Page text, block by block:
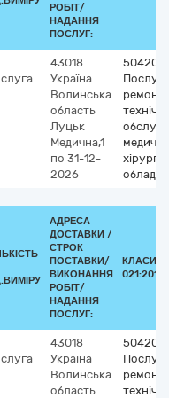
РОБІТ/
НАДАННЯ
ПОСЛУГ:
43018
Україна
Волинська
область
Луцьк
Медична,1
по 31-12-
2026
АДРЕСА
ДОСТАВКИ /
СТРОК
ПОСТАВКИ/
ВИКОНАННЯ
РОБІТ/
НАДАННЯ
ПОСЛУГ:
021:2015
43018
Україна
Волинська
область